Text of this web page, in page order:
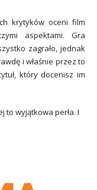
krytyków oceni film
aspektami. Gra
zagrało, jednak
i właśnie przez to
który docenisz im
to wyjątkowa perła. I